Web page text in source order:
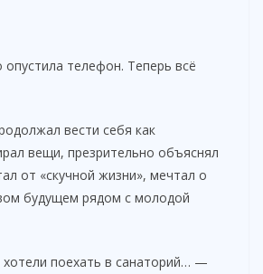
телефон. Теперь всё
вести себя как
вещи, презрительно объяснял
от «скучной жизни», мечтал о
будущем рядом с молодой
поехать в санаторий… —